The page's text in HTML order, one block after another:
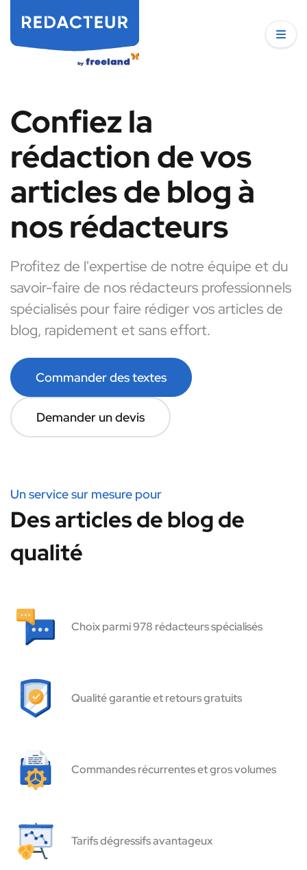
Confiez la
rédaction de vos
articles de blog à
nos rédacteurs
Profitez de l'expertise de notre équipe et du
savoir-faire de nos rédacteurs professionnels
spécialisés pour faire rédiger vos articles de
blog, rapidement et sans effort.
Commander des textes
Demander un devis
Un service sur mesure pour
Des articles de blog de
qualité
Choix parmi 978 rédacteurs spécialisés
Qualité garantie et retours gratuits
Commandes récurrentes et gros volumes
Tarifs dégressifs avantageux